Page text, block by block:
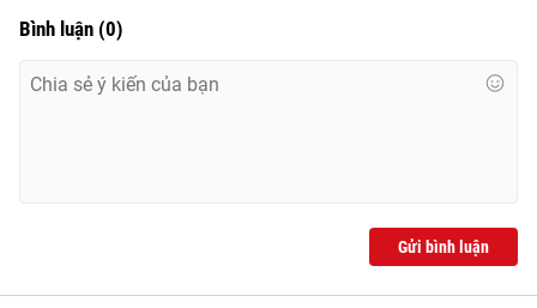
Bình luận (0)
Gửi bình luận